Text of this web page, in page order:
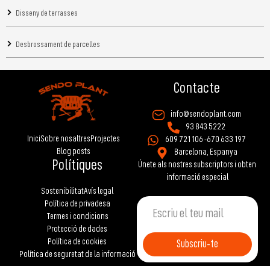
Disseny de terrasses
Desbrossament de parcelles
IniciSobre nosaltres Projectes
Blog posts
Contacte
info@sendoplant.com
93 843 5222
609 721 106 -670 633 197
Barcelona, Espanya
Polítiques
SostenibilitatAvís legal
Política de privadesa
Termes i condicions
Protecció de dades
Política de cookies
Política de seguretat de la informació
Únete als nostres subscriptors i obten
informació especial
Subscriu-te